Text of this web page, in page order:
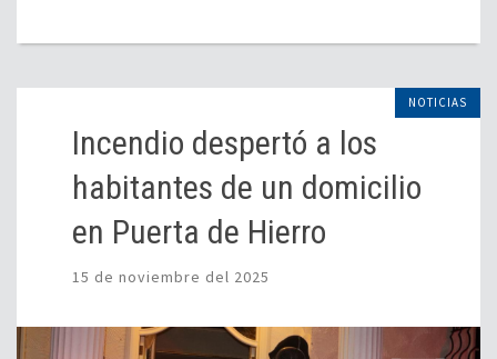
NOTICIAS
Incendio despertó a los
habitantes de un domicilio
en Puerta de Hierro
15 de noviembre del 2025